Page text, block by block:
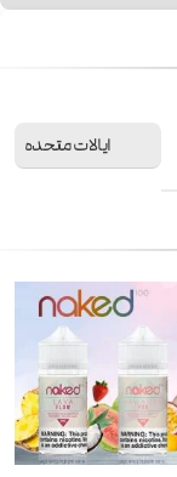
ایالات متحده